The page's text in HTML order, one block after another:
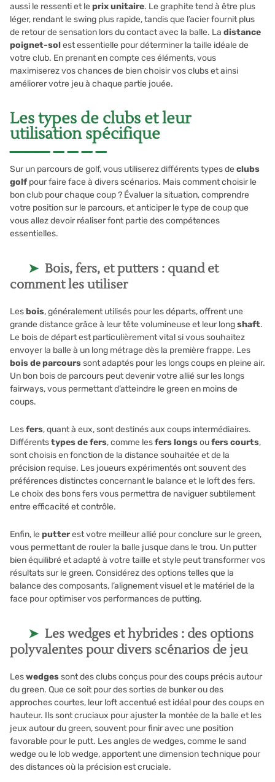
aussi le ressenti et leprix unitaire. Le graphite tend à être plus
léger, rendant le swing plus rapide, tandis que l’acier fournit plus
de retour de sensation lors du contact avec la balle. La distance
poignet-solest essentielle pour déterminer la taille idéale de
votre club. En prenant en compte ces éléments, vous
maximiserez vos chances de bien choisir vos clubs et ainsi
améliorer votre jeu à chaque partie jouée.
Les types de clubs et leur
utilisation spécifique
Sur un parcours de golf, vous utiliserez différents types declubs
golfpour faire face à divers scénarios. Mais comment choisir le
bon club pour chaque coup ? Évaluer la situation, comprendre
votre position sur le parcours, et anticiper le type de coup que
vous allez devoir réaliser font partie des compétences
essentielles.
Bois, fers, et putters : quand et
comment les utiliser
Lesbois, généralement utilisés pour les départs, offrent une
grande distance grâce à leur tête volumineuse et leur longshaft.
Le bois de départ est particulièrement vital si vous souhaitez
envoyer la balle à un long métrage dès la première frappe. Les
bois de parcourssont adaptés pour les longs coups en pleine air.
Un bon bois de parcours peut devenir votre allié sur les longs
fairways, vous permettant d’atteindre le green en moins de
coups.
Lesfers, quant à eux, sont destinés aux coups intermédiaires.
Différentstypes de fers, comme lesfers longsoufers courts,
sont choisis en fonction de la distance souhaitée et de la
précision requise. Les joueurs expérimentés ont souvent des
préférences distinctes concernant le balance et le loft des fers.
Le choix des bons fers vous permettra de naviguer subtilement
entre efficacité et contrôle.
Enfin, leputterest votre meilleur allié pour conclure sur le green,
vous permettant de rouler la balle jusque dans le trou. Un putter
bien équilibré et adapté à votre taille et style peut transformer vos
résultats sur le green. Considérez des options telles que la
balance des composants, l’alignement visuel et le matériel de la
face pour optimiser vos performances de putting.
Les wedges et hybrides : des options
polyvalentes pour divers scénarios de jeu
Leswedgessont des clubs conçus pour des coups précis autour
du green. Que ce soit pour des sorties de bunker ou des
approches courtes, leur loft accentué est idéal pour des coups en
hauteur. Ils sont cruciaux pour ajuster la montée de la balle et les
jeux autour du green, souvent pour finir avec une position
favorable pour le putt. Les angles de wedges, comme le sand
wedge ou le lob wedge, apportent une dimension technique pour
des distances où la précision est cruciale.